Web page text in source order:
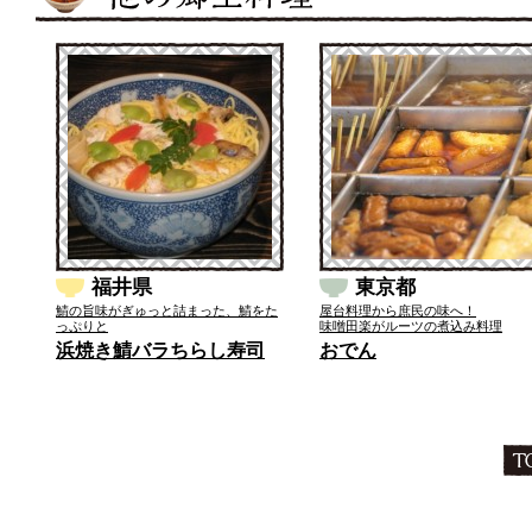
福井県
鯖の旨味がぎゅっと詰まった、鯖をた
っぷりと
浜焼き鯖バラちらし寿司
東京都
屋台料理から庶民の味へ！
味噌田楽がルーツの煮込み料理
おでん